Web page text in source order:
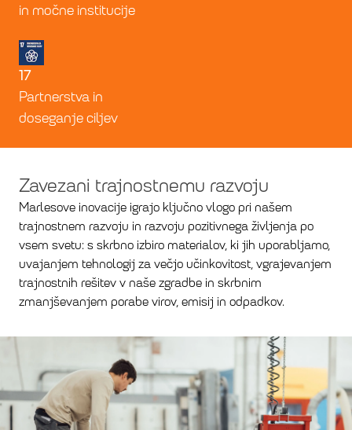
in močne institucije
17
Partnerstva in
doseganje ciljev
Zavezani trajnostnemu razvoju
Marlesove inovacije igrajo ključno vlogo pri našem
trajnostnem razvoju in razvoju pozitivnega življenja po
vsem svetu: s skrbno izbiro materialov, ki jih uporabljamo,
uvajanjem tehnologij za večjo učinkovitost, vgrajevanjem
trajnostnih rešitev v naše zgradbe in skrbnim
zmanjševanjem porabe virov, emisij in odpadkov.